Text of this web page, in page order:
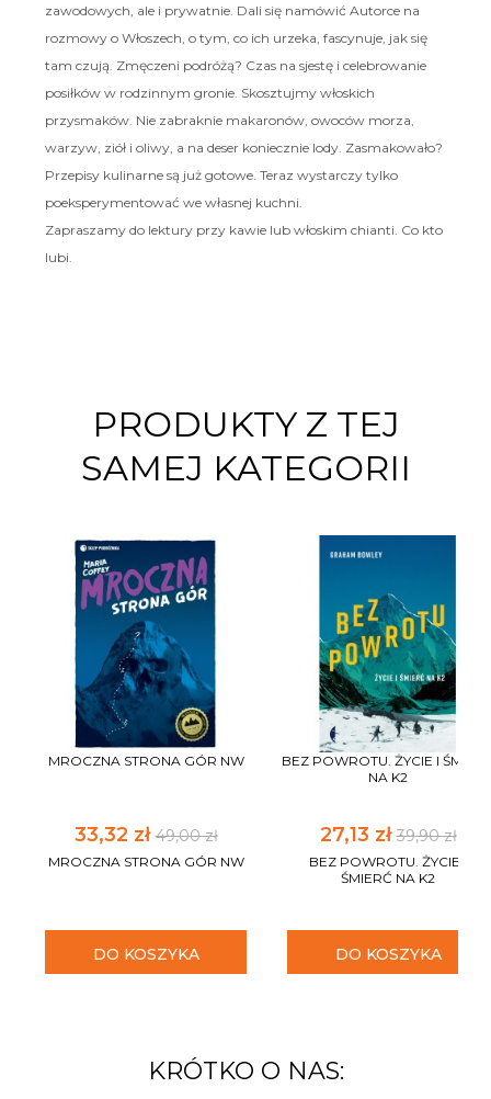
zawodowych, ale i prywatnie. Dali się namówić Autorce na
rozmowy o Włoszech, o tym, co ich urzeka, fascynuje, jak się
tam czują. Zmęczeni podróżą? Czas na sjestę i celebrowanie
posiłków w rodzinnym gronie. Skosztujmy włoskich
przysmaków. Nie zabraknie makaronów, owoców morza,
warzyw, ziół i oliwy, a na deser koniecznie lody. Zasmakowało?
Przepisy kulinarne są już gotowe. Teraz wystarczy tylko
poeksperymentować we własnej kuchni.
Zapraszamy do lektury przy kawie lub włoskim chianti. Co kto
lubi.
PRODUKTY Z TEJ
SAMEJ KATEGORII
MROCZNA STRONA GÓR NW
33,32 zł49,00 zł
MROCZNA STRONA GÓR NW
DO KOSZYKA
BEZ POWROTU. ŻYCIE I
NA K2
27,13 zł39,90 zł
BEZ POWROTU. ŻYCIE I
ŚMIERĆ NA K2
DO KOSZYKA
KRÓTKO O NAS: